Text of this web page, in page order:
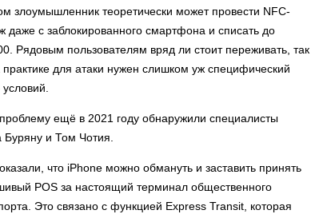
злоумышленник теоретически может провести NFC-
даже с заблокированного смартфона и списать до
Рядовым пользователям вряд ли стоит переживать, так
практике для атаки нужен слишком уж специфический
ещё в 2021 году обнаружили специалисты
Буряну и Том Чотия.
что iPhone можно обмануть и заставить принять
POS за настоящий терминал общественного
Это связано с функцией Express Transit, которая